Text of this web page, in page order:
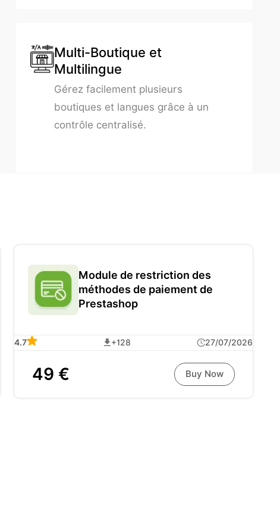
Multi-Boutique et
Multilingue
Gérez facilement plusieurs
boutiques et langues grâce à un
contrôle centralisé.
Module de restriction des
méthodes de paiement de
Prestashop
4.7 +128 27/07/2026
49 € Buy Now